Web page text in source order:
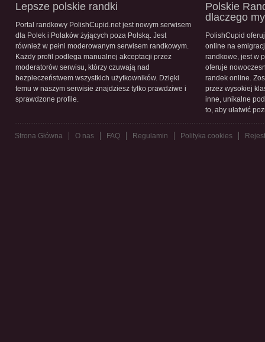
Lepsze polskie randki
Portal randkowy PolishCupid.net jest nowym serwisem
dla Polek i Polaków żyjących poza Polską. Jest
również w pełni moderowanym serwisem randkowym.
Każdy profil podlega manualnej akceptacji przez
moderatorów serwisu, którzy czuwają nad
bezpieczeństwem wszystkich użytkowników. Dzięki
temu w naszym serwisie znajdziesz tylko prawdziwe i
sprawdzone profile.
Polskie
dlaczego
PolishCupid
online na
randkowe, jest w
oferuje
randek online.
przez wysokiej
inne, unikalne
to, aby ułatwić
Strona Główna O nas FAQ Regulamin Polityka cookies